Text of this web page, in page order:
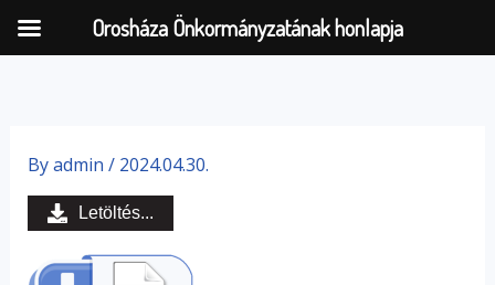
content
Byadmin / 2024.04.30.
Letöltés...
Orosháza Önkormányzatának honlapja